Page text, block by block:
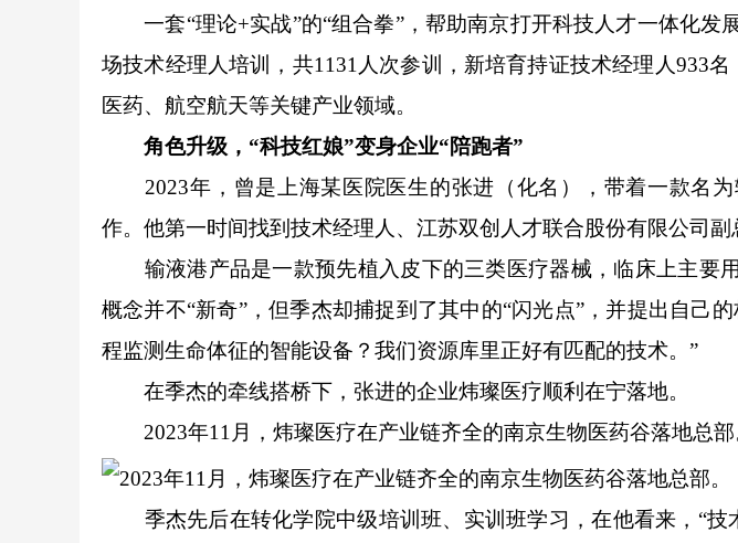
一套“理论+实战”的“组合拳”，帮助南京打开科技人才一体化发
场技术经理人培训，共1131人次参训，新培育持证技术经理人933
医药、航空航天等关键产业领域。
角色升级，“科技红娘”变身企业“陪跑者”
2023年，曾是上海某医院医生的张进（化名），带着一款名为
作。他第一时间找到技术经理人、江苏双创人才联合股份有限公司副
输液港产品是一款预先植入皮下的三类医疗器械，临床上主要
概念并不“新奇”，但季杰却捕捉到了其中的“闪光点”，并提出自己
程监测生命体征的智能设备？我们资源库里正好有匹配的技术。”
在季杰的牵线搭桥下，张进的企业炜璨医疗顺利在宁落地。
2023年11月，炜璨医疗在产业链齐全的南京生物医药谷落地总部
季杰先后在转化学院中级培训班、实训班学习，在他看来，“技